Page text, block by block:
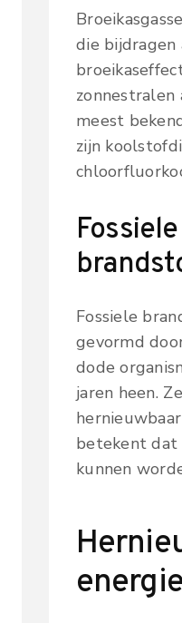
die bijdragen
zonnestralen
meest
zijn
Fossiele
Fossiele
gevormd
dode
jaren heen.
betekent dat
kunnen